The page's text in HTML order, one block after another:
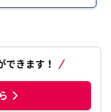
できます！